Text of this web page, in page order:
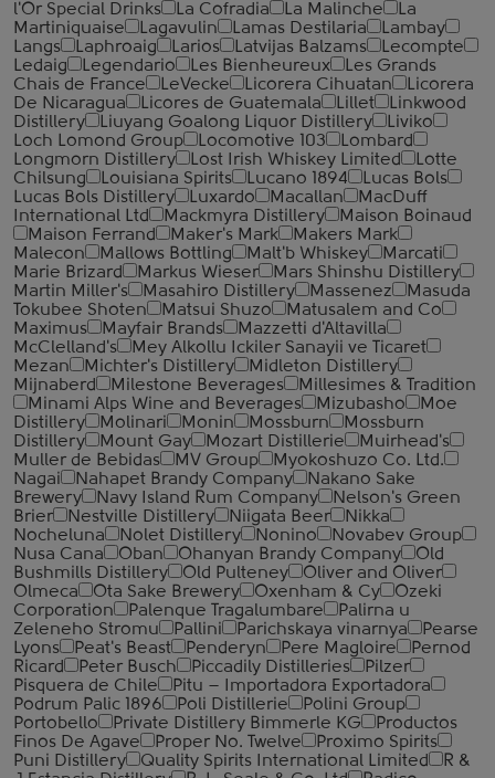
l'Or Special Drinks
La Cofradia La Malinche
La
Martiniquaise
Lagavulin Lamas Destilaria
Lambay
Langs
Laphroaig Larios Latvijas Balzams
Lecompte
Ledaig
Legendario Les Bienheureux
Les Grands
Chais de France
LeVecke Licorera Cihuatan
Licorera
De Nicaragua
Licores de Guatemala Lillet
Linkwood
Distillery
Liuyang Goalong Liquor Distillery
Liviko
Loch Lomond Group
Locomotive 103
Lombard
Longmorn Distillery
Lost Irish Whiskey Limited
Lotte
Chilsung
Louisiana Spirits Lucano 1894
Lucas Bols
Lucas Bols Distillery
Luxardo Macallan
MacDuff
International Ltd
Mackmyra Distillery
Maison Boinaud
Maison Ferrand
Maker's Mark
Makers Mark
Malecon
Mallows Bottling Malt'b Whiskey
Marcati
Marie Brizard
Markus Wieser
Mars Shinshu Distillery
Martin Miller's
Masahiro Distillery Massenez
Masuda
Tokubee Shoten
Matsui Shuzo
Matusalem and Co
Maximus
Mayfair Brands
Mazzetti d'Altavilla
McClelland's
Mey Alkollu Ickiler Sanayii ve Ticaret
Mezan
Michter's Distillery
Midleton Distillery
Mijnaberd
Milestone Beverages
Millesimes & Tradition
Minami Alps Wine and Beverages
Mizubasho
Moe
Distillery
Molinari Monin Mossburn
Mossburn
Distillery
Mount Gay Mozart Distillerie
Muirhead's
Muller de Bebidas
MV Group
Myokoshuzo Co. Ltd.
Nagai
Nahapet Brandy Company
Nakano Sake
Brewery
Navy Island Rum Company
Nelson's Green
Brier
Nestville Distillery Niigata Beer
Nikka
Nocheluna
Nolet Distillery Nonino
Novabev Group
Nusa Cana
Oban Ohanyan Brandy Company
Old
Bushmills Distillery
Old Pulteney
Oliver and Oliver
Olmeca
Ota Sake Brewery Oxenham & Cy
Ozeki
Corporation
Palenque Tragalumbare
Palirna u
Zeleneho Stromu
Pallini Parichskaya vinarnya
Pearse
Lyons
Peat's Beast Penderyn Pere Magloire
Pernod
Ricard
Peter Busch Piccadily Distilleries
Pilzer
Pisquera de Chile
Pitu – Importadora Exportadora
Podrum Palic 1896
Poli Distillerie
Polini Group
Portobello
Private Distillery Bimmerle KG
Productos
Finos De Agave
Proper No. Twelve
Proximo Spirits
Puni Distillery
Quality Spirits International Limited
R &